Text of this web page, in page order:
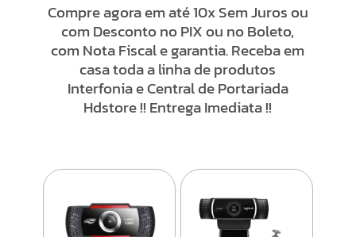
Compre agora em até 10x Sem Juros ou
com Desconto no PIX ou no Boleto,
com Nota Fiscal e garantia. Receba em
casa toda a linha de produtos
Interfonia e Central de Portariada
Hdstore !! Entrega Imediata !!